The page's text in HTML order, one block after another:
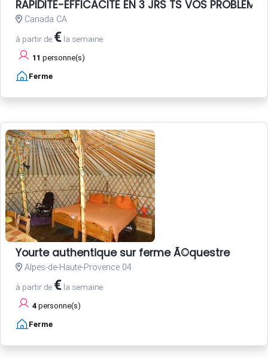
RAPIDITE-EFFICACITE EN 3 JRS TS VOS
Canada CA
à partir de € la semaine
11 personne(s)
Ferme
Yourte authentique sur ferme Ã©questre
Alpes-de-Haute-Provence 04
à partir de € la semaine
4 personne(s)
Ferme